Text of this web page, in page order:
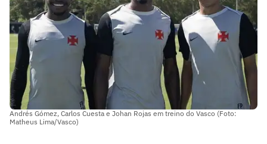
Andrés Gómez, Carlos Cuesta e Johan Rojas em treino do Vasco (Foto:
Matheus Lima/Vasco)